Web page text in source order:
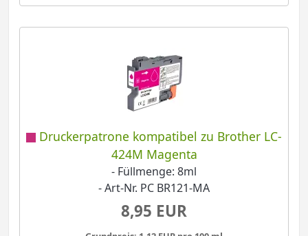
Druckerpatrone kompatibel zu Brother LC-
424M Magenta
- Füllmenge: 8ml
- Art-Nr. PC BR121-MA
8,95 EUR